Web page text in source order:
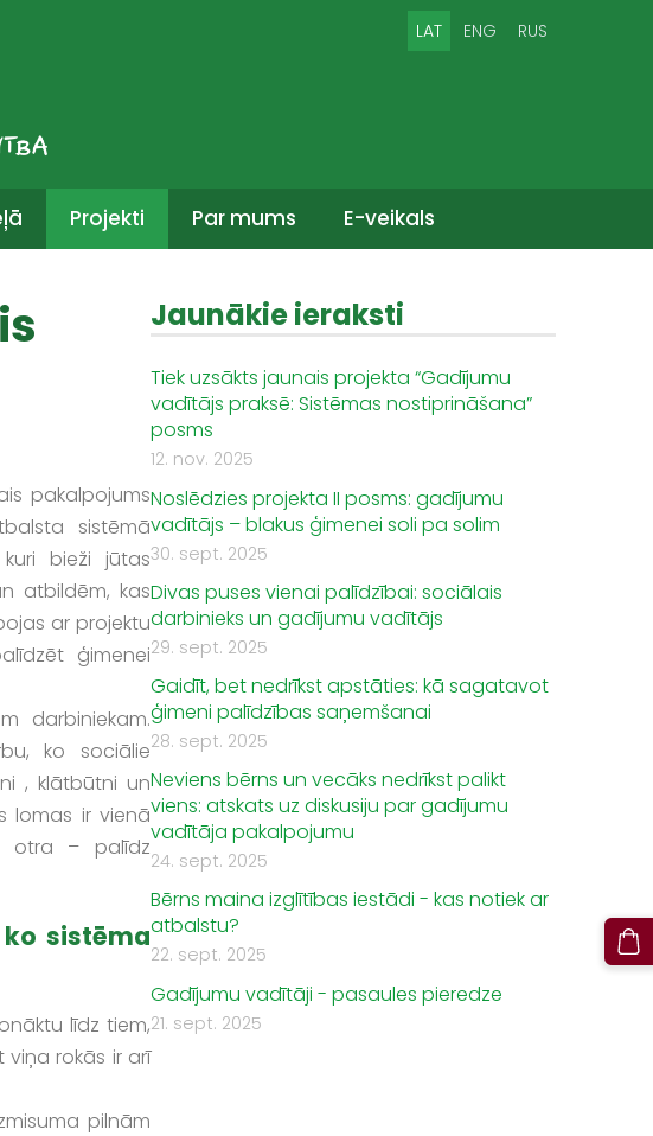
LAT ENG RUS
Projekti Par mums E-veikals
Jaunākie ieraksti
Tiek uzsākts jaunais projekta “Gadījumu
vadītājs praksē: Sistēmas nostiprināšana”
posms
12. nov. 2025
Noslēdzies projekta II posms: gadījumu
vadītājs – blakus ģimenei soli pa solim
30. sept. 2025
Divas puses vienai palīdzībai: sociālais
darbinieks un gadījumu vadītājs
29. sept. 2025
Gaidīt, bet nedrīkst apstāties: kā sagatavot
ģimeni palīdzības saņemšanai
28. sept. 2025
Neviens bērns un vecāks nedrīkst palikt
viens: atskats uz diskusiju par gadījumu
vadītāja pakalpojumu
24. sept. 2025
Bērns maina izglītības iestādi - kas notiek ar
atbalstu?
22. sept. 2025
Gadījumu vadītāji - pasaules pieredze
21. sept. 2025
pakalpojums
sistēmā
bieži jūtas
atbildēm, kas
ar projektu
ģimenei
darbiniekam.
ko sociālie
, klātbūtni un
lomas ir vienā
otra – palīdz
sistēma
līdz tiem,
viņa rokās ir arī
pilnām